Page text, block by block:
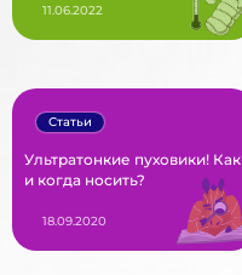
11.06.2022
Ультратонкие пуховики! Как
и когда носить?
Статьи
18.09.2020